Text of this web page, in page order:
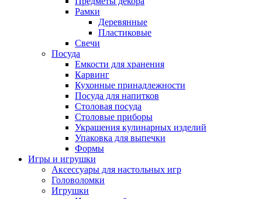
Рамки
Деревянные
Пластиковые
Свечи
Посуда
Емкости для хранения
Карвинг
Кухонные принадлежности
Посуда для напитков
Столовая посуда
Столовые приборы
Украшения кулинарных изделий
Упаковка для выпечки
Формы
Игры и игрушки
Аксессуары для настольных игр
Головоломки
Игрушки